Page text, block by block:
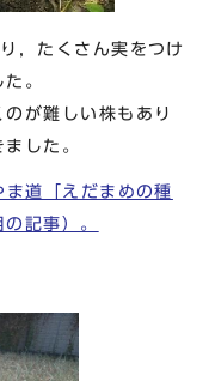
，たくさん実をつけ
。
が難しい株もあり
した。
道「えだまめの種
記事）。